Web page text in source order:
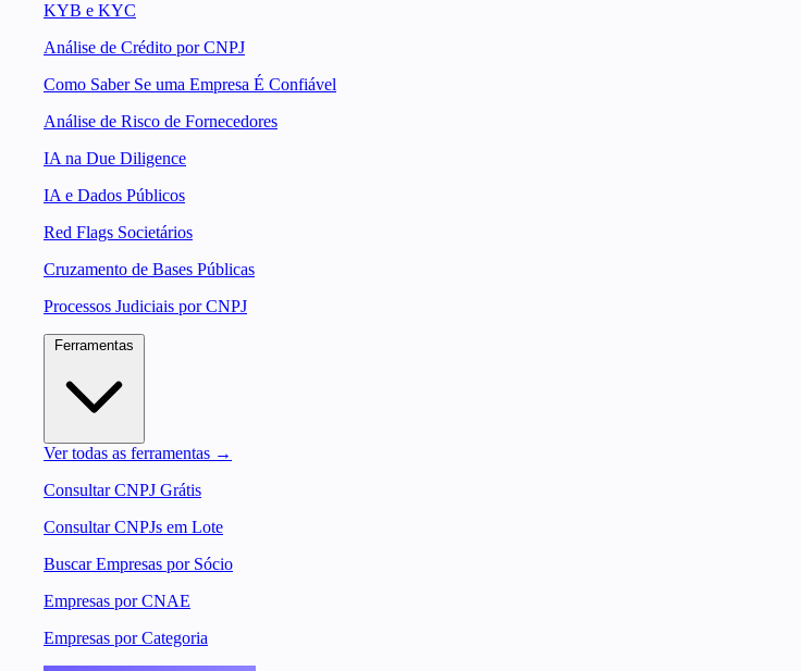
KYB e KYC
Análise de Crédito por CNPJ
Como Saber Se uma Empresa É Confiável
Análise de Risco de Fornecedores
IA na Due Diligence
IA e Dados Públicos
Red Flags Societários
Cruzamento de Bases Públicas
Processos Judiciais por CNPJ
Ver todas as ferramentas →
Consultar CNPJ Grátis
Consultar CNPJs em Lote
Buscar Empresas por Sócio
Empresas por CNAE
Empresas por Categoria